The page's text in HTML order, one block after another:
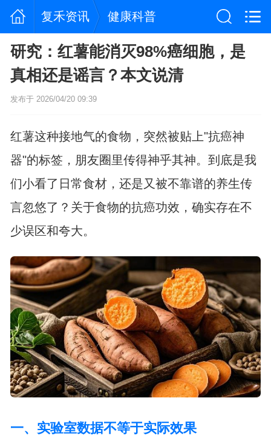
复禾资讯 健康科普
研究：红薯能消灭98%癌细胞，是
真相还是谣言？本文说清
发布于 2026/04/20 09:39
红薯这种接地气的食物，突然被贴上"抗癌神
器"的标签，朋友圈里传得神乎其神。到底是我
们小看了日常食材，还是又被不靠谱的养生传
言忽悠了？关于食物的抗癌功效，确实存在不
少误区和夸大。
一、实验室数据不等于实际效果